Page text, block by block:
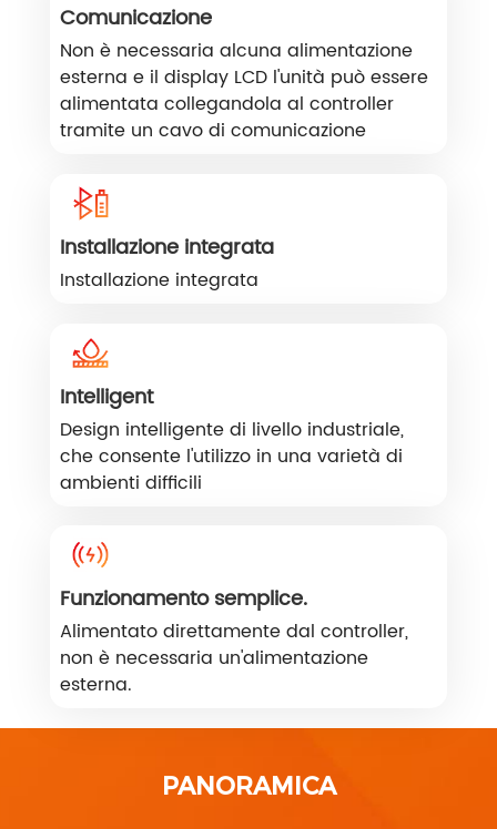
Comunicazione
Non è necessaria alcuna alimentazione
esterna e il display LCD l'unità può essere
alimentata collegandola al controller
tramite un cavo di comunicazione
Installazione integrata
Installazione integrata
Intelligent
Design intelligente di livello industriale,
che consente l'utilizzo in una varietà di
ambienti difficili
Funzionamento semplice.
Alimentato direttamente dal controller,
non è necessaria un'alimentazione
esterna.
PANORAMICA